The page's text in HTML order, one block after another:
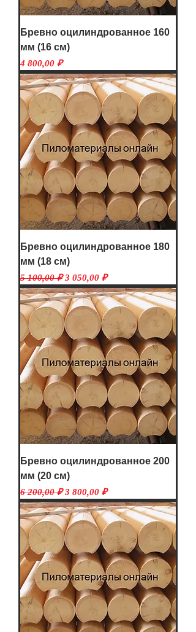
Бревно оцилиндрованное 160
мм (16 см)
Цена
4 800,00 ₽
Бревно оцилиндрованное 180
мм (18 см)
Обычная цена
5 100,00 ₽ Цена со скидкой
3 050,00 ₽
Бревно оцилиндрованное 200
мм (20 см)
Обычная цена
6 200,00 ₽ Цена со скидкой
3 800,00 ₽